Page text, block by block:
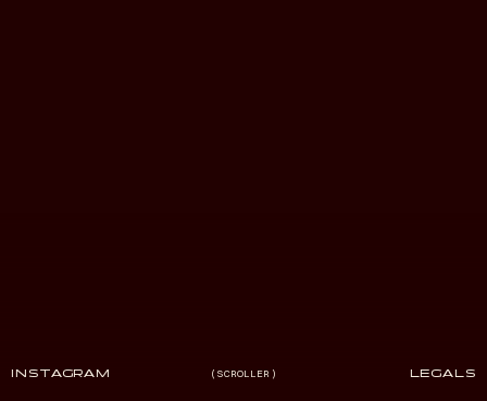
SCROLLER
INSTAGRAM LEGALS